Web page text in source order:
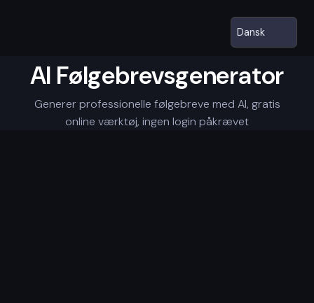
AI Følgebrevsgenerator
Generer professionelle følgebreve med AI, gratis
online værktøj, ingen login påkrævet